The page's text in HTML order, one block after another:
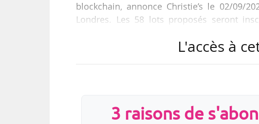
blockchain, annonce Christie’s le 02/09/
Londres. Les 58 lots proposés seront
Christie’s avec Artory, nous créons un
L'accès à
3 raisons de